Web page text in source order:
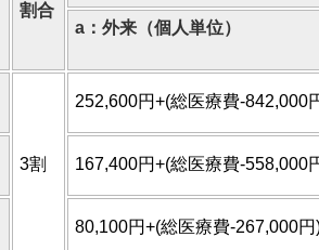
割合
a：外来（個人単位）
3割
252,600円+(総医療費-842,000
167,400円+(総医療費-558,000
80,100円+(総医療費-267,000